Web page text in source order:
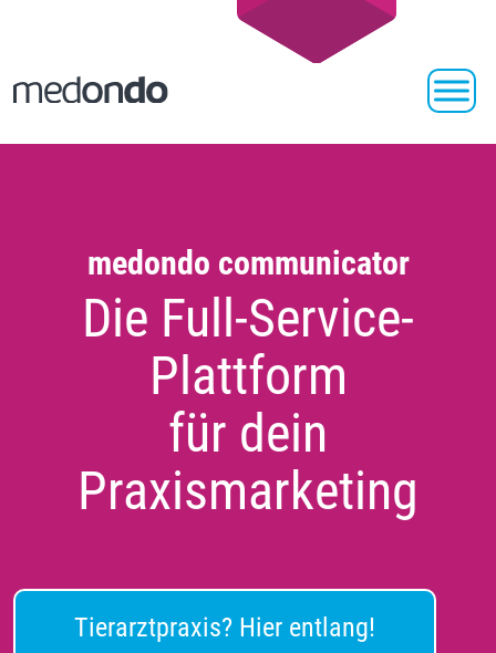
medondo communicator
Die Full-Service-
Plattform
für dein
Praxismarketing
Tierarztpraxis? Hier entlang!